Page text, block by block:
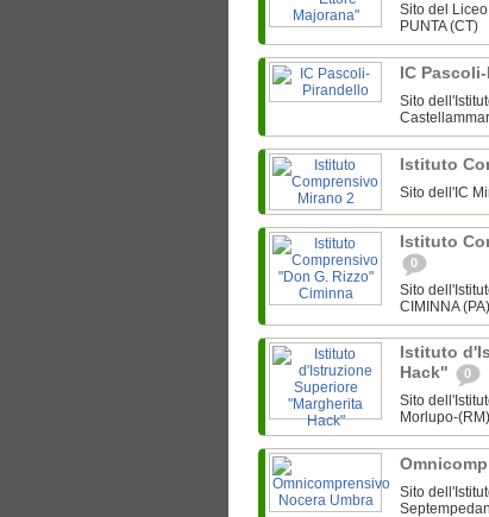
Sito del
PUNTA (CT)
IC
Sito
Istituto
Sito dell'IC
Istituto
0
Sito
CIMINNA (PA)
Istituto
Hack"
0
Sito
Morlupo-(RM)
Sito